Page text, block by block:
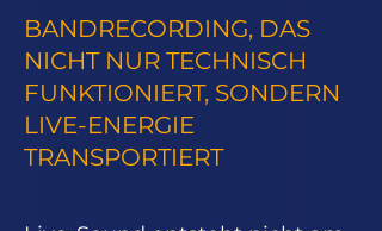
BANDRECORDING, DAS
NICHT NUR TECHNISCH
FUNKTIONIERT, SONDERN
LIVE-ENERGIE
TRANSPORTIERT